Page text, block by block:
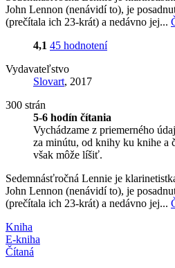
John Lennon (nenávidí to), je
(prečítala ich 23-krát) a nedávno jej...
4,1 45 hodnotení
Vydavateľstvo
Slovart, 2017
300 strán
5-6 hodín čítania
Vychádzame z priemerného
za minútu, od knihy ku knihe a
však môže líšiť.
Sedemnásťročná Lennie je
John Lennon (nenávidí to), je
(prečítala ich 23-krát) a nedávno jej...
Kniha
E-kniha
Čítaná